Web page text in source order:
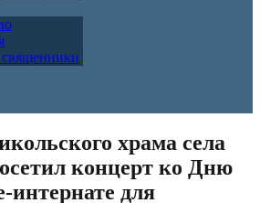
храма села
концерт ко Дню
для